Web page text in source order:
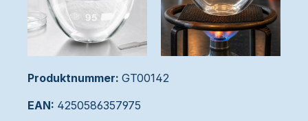
Produktnummer: GT00142
EAN: 4250586357975